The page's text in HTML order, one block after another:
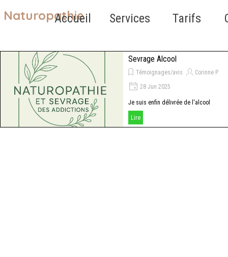
Naturopathie Sauter le
Accueil Services ▼
Tarifs
Sevrage Alcool
Témoignages/avis
Corinne P.
28 Jun 2025
Je suis enfin délivrée de l'alcool
Lire